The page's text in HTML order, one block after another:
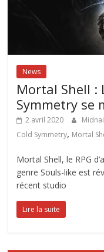
News
Mortal Shell :
Symmetry se
2 avril 2020
Cold Symmetry, Mortal
Mortal Shell, le RPG
genre Souls-like est
récent studio
Lire la suite